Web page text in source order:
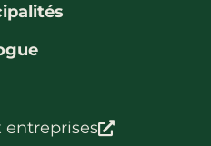
entreprises